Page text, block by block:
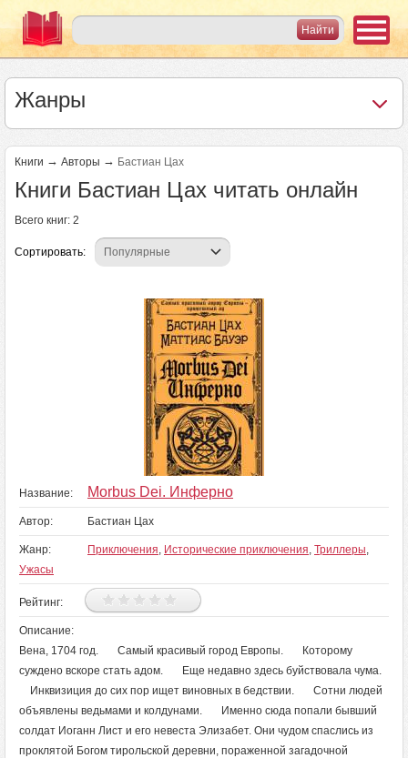
Жанры
Книги → Авторы → Бастиан Цах
Книги Бастиан Цах читать онлайн
Всего книг: 2
Сортировать:
Название: Morbus Dei. Инферно
Автор: Бастиан Цах
Жанр: Приключения, Исторические приключения, Триллеры,
Ужасы
Рейтинг:
Описание:
Вена, 1704 год. Самый красивый город Европы. Которому
суждено вскоре стать адом. Еще недавно здесь буйствовала чума.
Инквизиция до сих пор ищет виновных в бедствии. Сотни людей
объявлены ведьмами и колдунами. Именно сюда попали бывший
солдат Иоганн Лист и его невеста Элизабет. Они чудом спаслись из
проклятой Богом тирольской деревни, пораженной загадочной